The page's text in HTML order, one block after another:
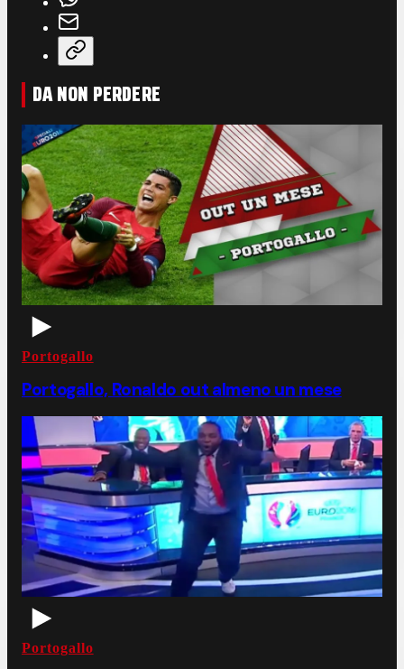
DA NON PERDERE
Portogallo
Portogallo, Ronaldo out almeno un mese
Portogallo